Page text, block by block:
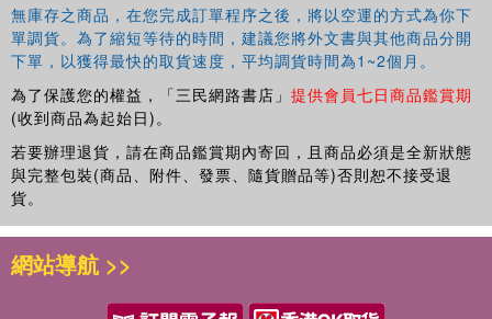
無庫存之商品，在您完成訂單程序之後，將以空運的方式為你下
單調貨。為了縮短等待的時間，建議您將外文書與其他商品分開
下單，以獲得最快的取貨速度，平均調貨時間為1~2個月。
為了保護您的權益，「三民網路書店」 提供會員七日商品鑑賞期
(收到商品為起始日)。
若要辦理退貨，請在商品鑑賞期內寄回，且商品必須是全新狀態
與完整包裝(商品、附件、發票、隨貨贈品等)否則恕不接受退
貨。
網站導航 >>